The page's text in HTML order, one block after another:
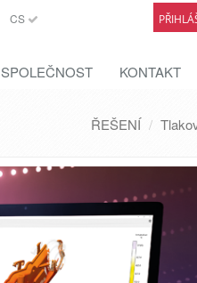
CS
SPOLEČNOST KONTAKT
ŘEŠENÍ